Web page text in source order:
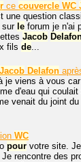
ce couvercle WC
une question
sur le forum je n'ai
Jacob
fils de...
Jacob Delafon
je viens à vous
d'eau qui
venait du joint
WC
pour votre site.
Je rencontre des